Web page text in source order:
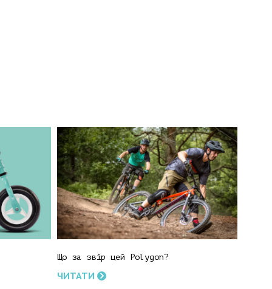
Що за звір цей Polygon?
ЧИТАТИ